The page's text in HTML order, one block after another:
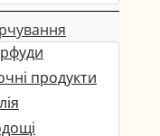
продукти